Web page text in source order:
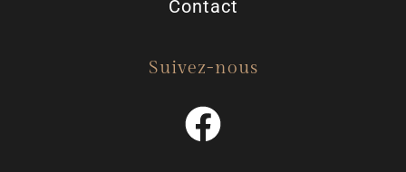
Contact
Suivez-nous